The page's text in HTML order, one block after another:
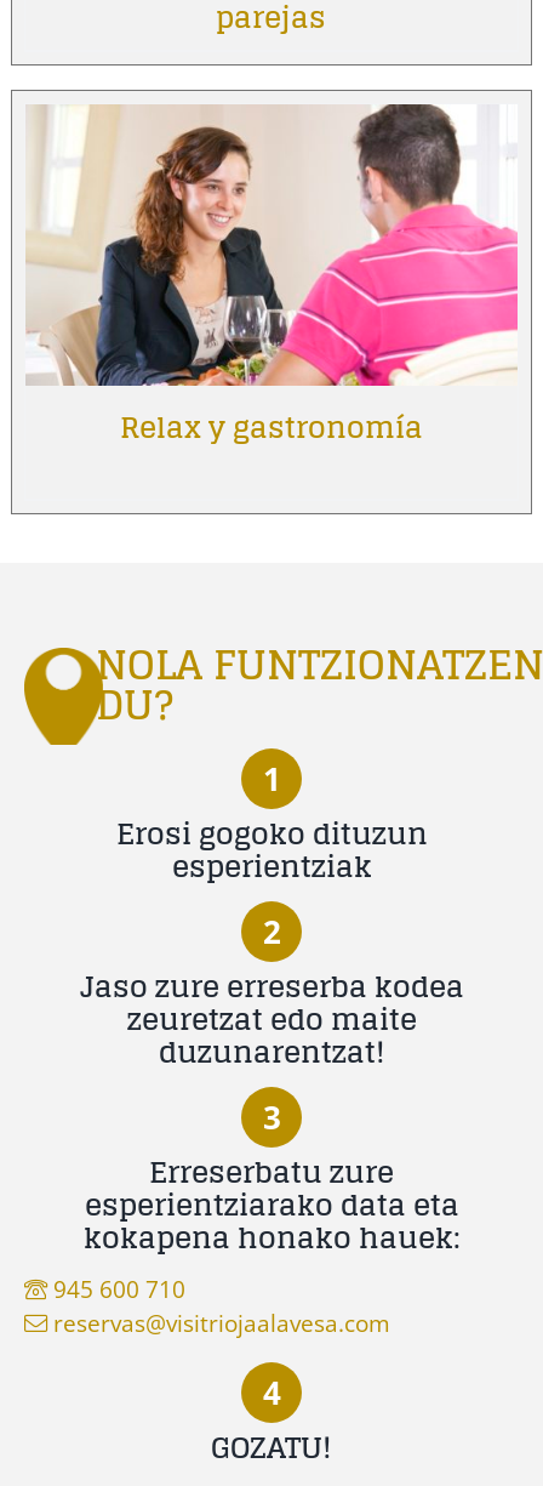
parejas
Relax y gastronomía
NOLA
DU?
1
Erosi gogoko dituzun
esperientziak
2
Jaso zure erreserba kodea
zeuretzat edo maite
duzunarentzat!
3
Erreserbatu zure
esperientziarako data eta
kokapena honako hauek:
945 600 710
reservas@visitriojaalavesa.com
4
GOZATU!